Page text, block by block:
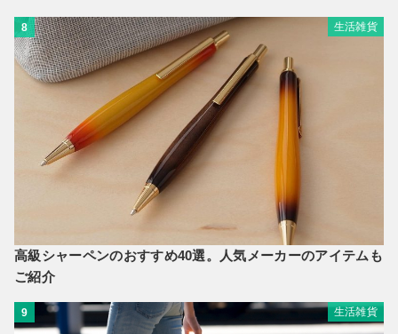
8 生活雑貨
高級シャーペンのおすすめ40選。人気メーカーのアイテムも
ご紹介
9 生活雑貨